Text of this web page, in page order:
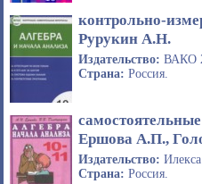
контрольно-
Рурукин А.Н.
Издательство: ВАКО
Страна: Россия.
Ершова А.П.,
Издательство:
Страна: Россия.